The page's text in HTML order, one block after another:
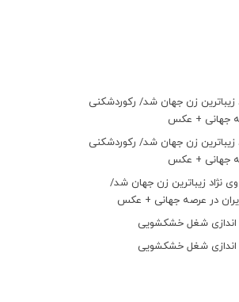
زیباترین زن جهان شد/ رکوردشکنی
جهانی + عکس
زیباترین زن جهان شد/ رکوردشکنی
جهانی + عکس
نژاد زیباترین زن جهان شد/
در عرصه جهانی + عکس
اندازی شغل خشکشویی
اندازی شغل خشکشویی